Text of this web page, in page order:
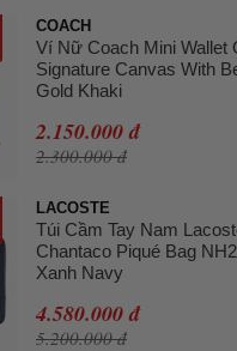
COACH
Ví Nữ Coach Mini Wallet
Signature Canvas With
Gold Khaki
2.150.000 đ
2.300.000 đ
LACOSTE
Túi Cầm Tay Nam
Chantaco Piqué Bag
Xanh Navy
4.580.000 đ
5.200.000 đ